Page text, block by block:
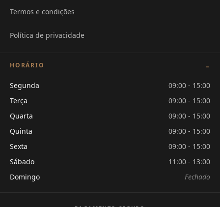
Termos e condições
Política de privacidade
HORÁRIO
Segunda
09:00 - 15:00
Terça
09:00 - 15:00
Quarta
09:00 - 15:00
Quinta
09:00 - 15:00
Sexta
09:00 - 15:00
Sábado
11:00 - 13:00
Domingo
Fechado